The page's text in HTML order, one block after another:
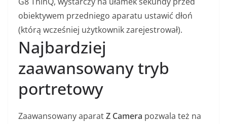
obiektywem przedniego aparatu ustawić dłoń
(którą wcześniej użytkownik zarejestrował).
Najbardziej
zaawansowany tryb
portretowy
Zaawansowany aparatZ Camera pozwala też na